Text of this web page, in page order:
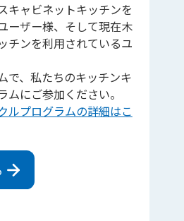
キャビネットキッチンを
ーザー様、そして現在木
チンを利用されているユ
で、私たちのキッチンキ
ムにご参加ください。
ルプログラムの詳細はこ